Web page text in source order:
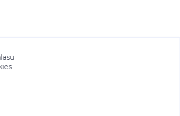
jsou chráněny autorským